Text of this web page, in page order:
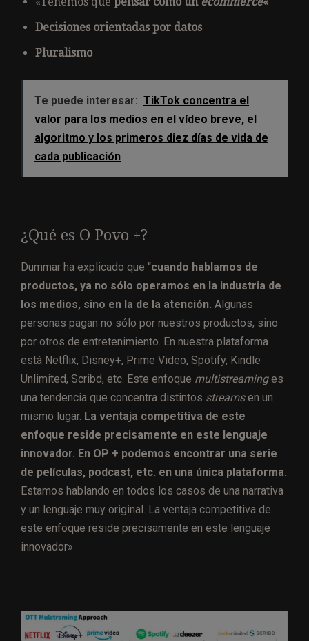
Decisiones orientadas por datos
Pluralismo
Te puede interesar: TikTok concentra el
valor para los medios en el vídeo breve, el
algoritmo y los primeros diez días de vida de
cada publicación
¿Qué es O Povo +?
Dummar ha explicado que “cuando hablamos de
productos, ya no sólo operamos en la industria de
los medios, sino en la de la atención. Algunas
personas pagan no sólo por nuestros productos, sino
por otros de entretenimiento. En nuestra plataforma
está Netflix, Disney+, Prime Video, Spotify, Kindle
Unlimited, Scribd, etc. Este enfoque multistreaminges
una tendencia que concentra distintos streamsen un
mismo lugar. La ventaja competitiva de este
enfoque reside precisamente en este lenguaje
innovador. En OP + podemos encontrar una serie
de películas, podcast, etc. en una única plataforma.
Estamos hablando en todos los casos de una narrativa
y un lenguaje muy original. La ventaja competitiva de
este enfoque reside precisamente en este lenguaje
innovador»